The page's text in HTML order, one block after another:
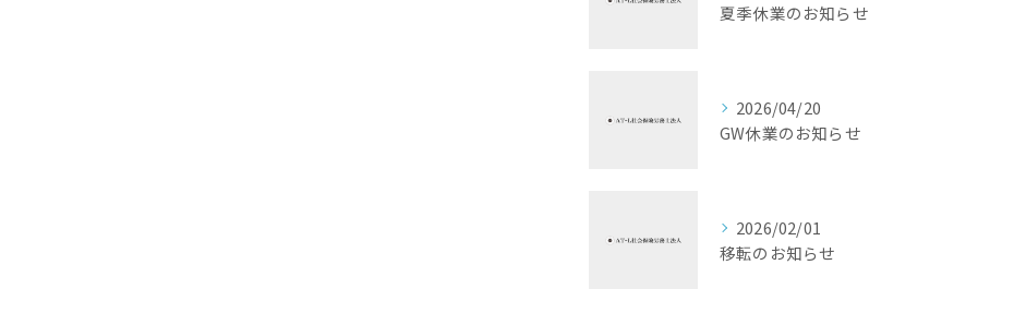
夏季休業のお知らせ
2026/04/20
GW休業のお知らせ
2026/02/01
移転のお知らせ